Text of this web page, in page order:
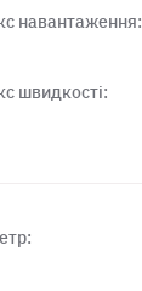
навантаження:
швидкості: